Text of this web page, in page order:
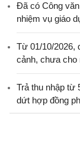
Đã có Công
nhiệm vụ giáo
Từ 01/10/2026,
cảnh, chưa cho
Trả thu nhập từ
dứt hợp đồng